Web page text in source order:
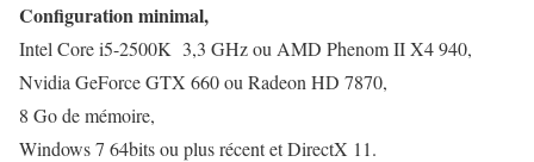
Configuration minimal,
Intel Core i5-2500K 3,3 GHz ou AMD Phenom II X4 940,
Nvidia GeForce GTX 660 ou Radeon HD 7870,
8 Go de mémoire,
Windows 7 64bits ou plus récent et DirectX 11.